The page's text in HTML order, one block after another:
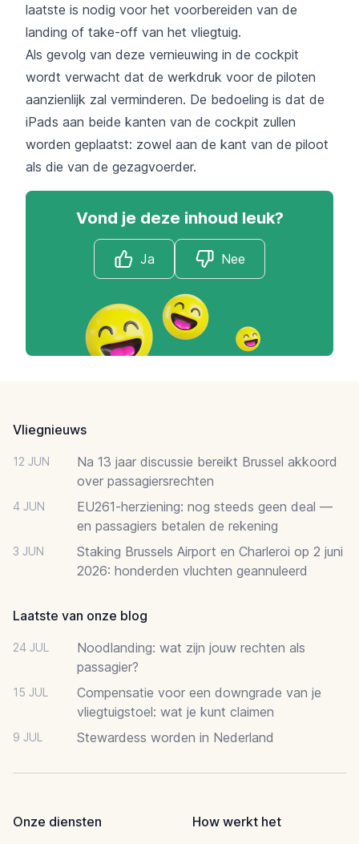
laatste is nodig voor het voorbereiden van de
landing of take-off van het vliegtuig.
Als gevolg van deze vernieuwing in de cockpit
wordt verwacht dat de werkdruk voor de piloten
aanzienlijk zal verminderen. De bedoeling is dat de
iPads aan beide kanten van de cockpit zullen
worden geplaatst: zowel aan de kant van de piloot
als die van de gezagvoerder.
Vond je deze inhoud leuk?
Ja Nee
Vliegnieuws
12 JUN
Na 13 jaar discussie bereikt Brussel akkoord
over passagiersrechten
4 JUN
EU261-herziening: nog steeds geen deal —
en passagiers betalen de rekening
3 JUN
Staking Brussels Airport en Charleroi op 2 juni
2026: honderden vluchten geannuleerd
Laatste van onze blog
24 JUL
Noodlanding: wat zijn jouw rechten als
passagier?
15 JUL
Compensatie voor een downgrade van je
vliegtuigstoel: wat je kunt claimen
9 JUL Stewardess worden in Nederland
Onze diensten
How werkt het